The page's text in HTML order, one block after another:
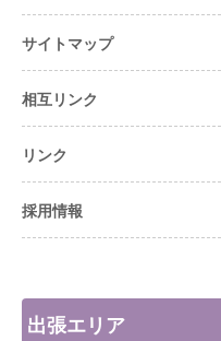
サイトマップ
相互リンク
リンク
採用情報
出張エリア